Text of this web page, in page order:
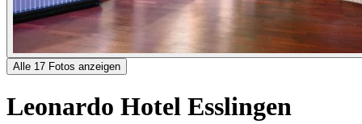
Alle 17 Fotos anzeigen
Leonardo Hotel Esslingen